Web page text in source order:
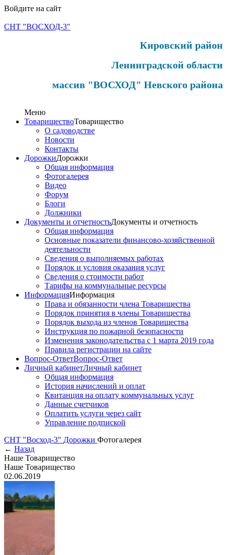
Войдите на сайт
СНТ "ВОСХОД-3"
Кировский район
Ленинградской области
массив "ВОСХОД" Невского района
Меню
ТовариществоТоварищество
О садоводстве
Новости
Контакты
ДорожкиДорожки
Общая информация
Фотогалерея
Видео
Форум
Блоги
Должники
Документы и отчетностьДокументы и отчетность
Общая информация
Основные показатели финансово-хозяйственной
деятельности
Сведения о выполняемых работах
Порядок и условия оказания услуг
Сведения о стоимости работ
Тарифы на коммунальные ресурсы
ИнформацияИнформация
Права и обязанности члена Товарищества
Порядок принятия в члены Товарищества
Порядок выхода из членов Товарищества
Инструкция по пожарной безопасности
Изменения законодательства с 1 марта 2019 года
Правила регистрации на сайте
Вопрос-ОтветВопрос-Ответ
Личный кабинетЛичный кабинет
Общая информация
История начислений и оплат
Квитанция на оплату коммунальных услуг
Данные счетчиков
Оплатить услуги через сайт
Управление подпиской
СНТ "Восход-3" Дорожки Фотогалерея
← Назад
Наше Товарищество
Наше Товарищество
02.06.2019